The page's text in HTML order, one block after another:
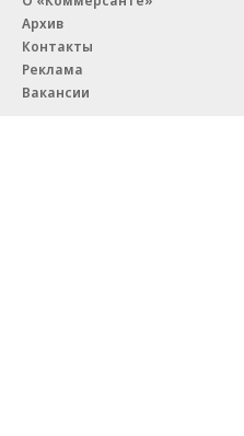
Архив
Контакты
Реклама
Вакансии